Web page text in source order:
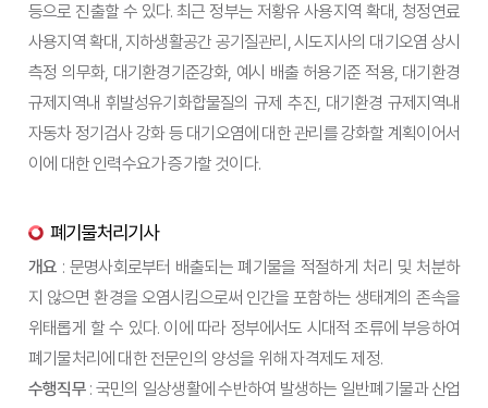
등으로 진출할 수 있다. 최근 정부는 저황유 사용지역 확대, 청정연료
사용지역 확대, 지하생활공간 공기질관리, 시도지사의 대기오염 상시
측정 의무화, 대기환경기준강화, 예시 배출 허용기준 적용, 대기환경
규제지역내 휘발성유기화합물질의 규제 추진, 대기환경 규제지역내
자동차 정기검사 강화 등 대기오염에 대한 관리를 강화할 계획이어서
이에 대한 인력수요가 증가할 것이다.
폐기물처리기사
개요 : 문명사회로부터 배출되는 폐기물을 적절하게 처리 및 처분하
지 않으면 환경을 오염시킴으로써 인간을 포함하는 생태계의 존속을
위태롭게 할 수 있다. 이에 따라 정부에서도 시대적 조류에 부응하여
폐기물처리에 대한 전문인의 양성을 위해 자격제도 제정.
수행직무: 국민의 일상생활에 수반하여 발생하는 일반폐기물과 산업